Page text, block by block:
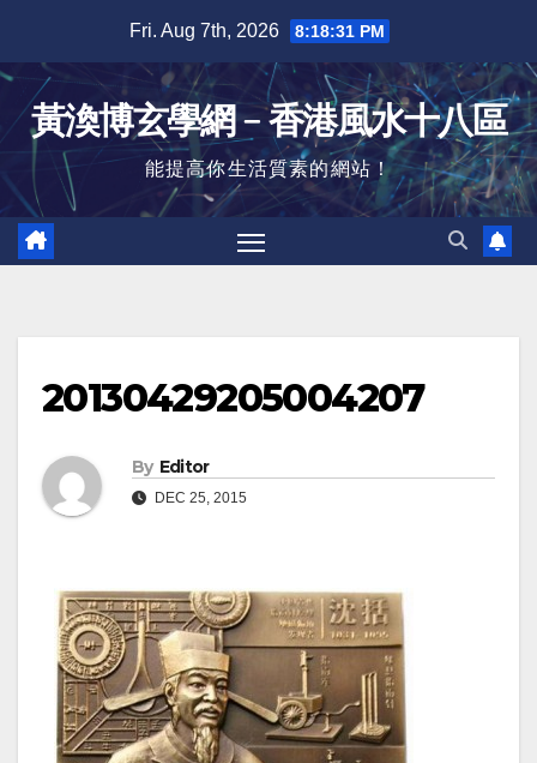
content
Fri. Aug 7th, 2026 8:18:31 PM
黃渙博玄學網﹣香港風水十八區
能提高你生活質素的網站！
20130429205004207
By Editor
DEC 25, 2015